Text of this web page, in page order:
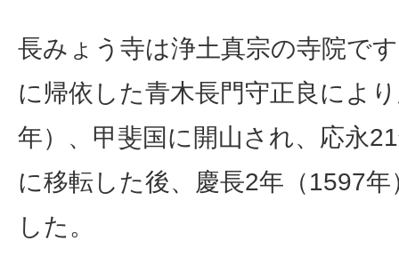
長みょう寺は浄土真宗の寺院で
に帰依した青木長門守正良によ
年）、甲斐国に開山され、応永
に移転した後、慶長2年（1597
した。